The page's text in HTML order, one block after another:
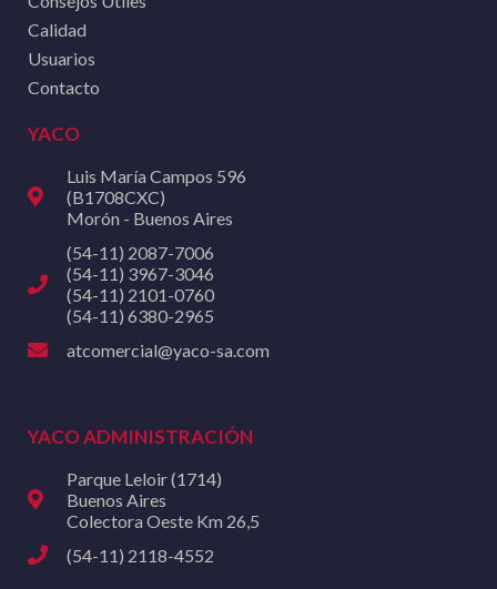
Calidad
Usuarios
Contacto
YACO
Luis María Campos 596
(B1708CXC)
Morón - Buenos Aires
(54-11) 2087-7006
(54-11) 3967-3046
(54-11) 2101-0760
(54-11) 6380-2965
atcomercial@yaco-sa.com
YACO ADMINISTRACIÓN
Parque Leloir (1714)
Buenos Aires
Colectora Oeste Km 26,5
(54-11) 2118-4552